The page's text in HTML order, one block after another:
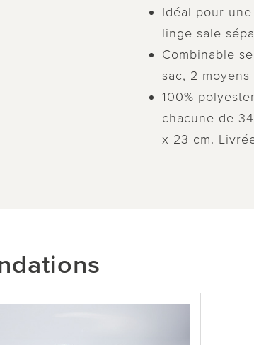
Idéal pour
linge sale
Combinable
sac, 2
100%
chacune de
x 23 cm.